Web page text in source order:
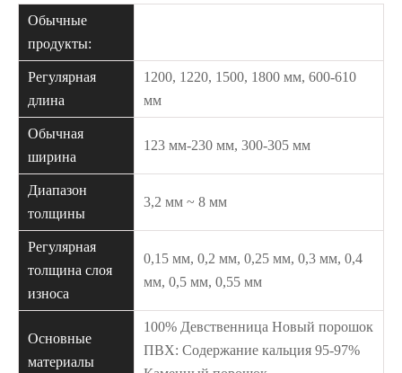
Обычные
продукты:
Регулярная
длина
1200, 1220, 1500, 1800 мм, 600-610
мм
Обычная
ширина
123 мм-230 мм, 300-305 мм
Диапазон
толщины
3,2 мм ~ 8 мм
Регулярная
толщина слоя
износа
0,15 мм, 0,2 мм, 0,25 мм, 0,3 мм, 0,4
мм, 0,5 мм, 0,55 мм
Основные
материалы
100% Девственница Новый порошок
ПВХ: Содержание кальция 95-97%